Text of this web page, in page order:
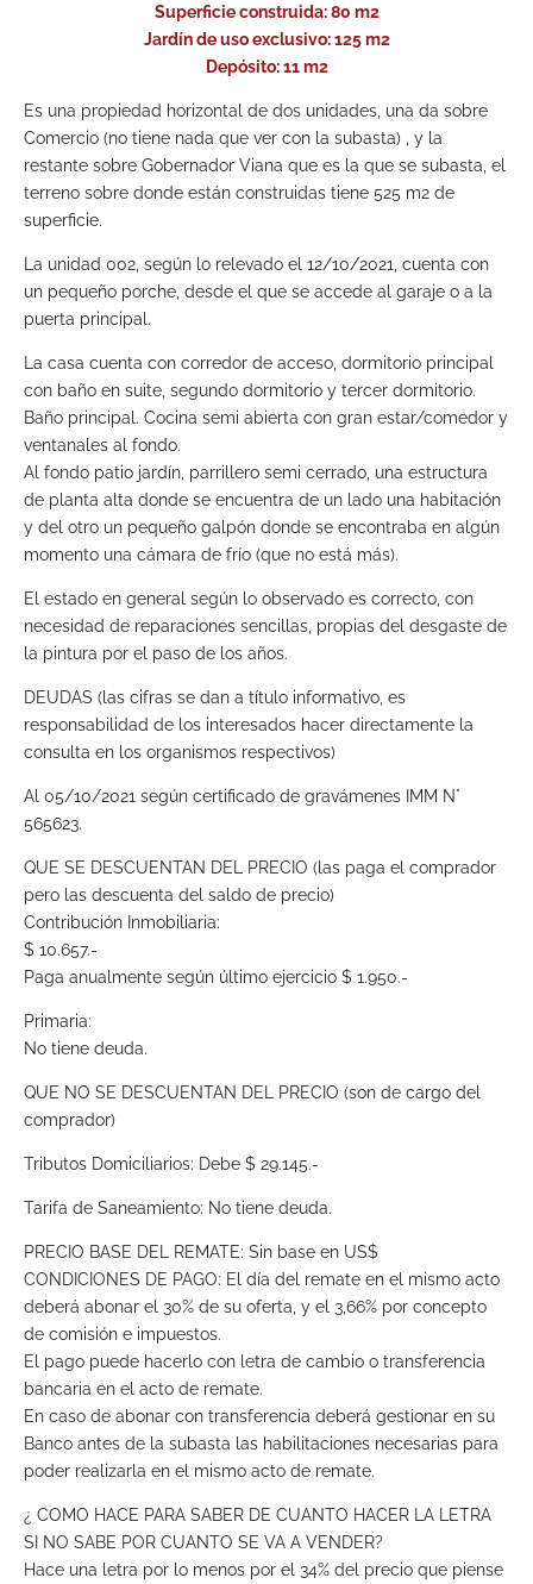
Superficie construida: 80 m2
Jardín de uso exclusivo: 125 m2
Depósito: 11 m2
Es una propiedad horizontal de dos unidades, una da sobre
Comercio (no tiene nada que ver con la subasta) , y la
restante sobre Gobernador Viana que es la que se subasta, el
terreno sobre donde están construidas tiene 525 m2 de
superficie.
La unidad 002, según lo relevado el 12/10/2021, cuenta con
un pequeño porche, desde el que se accede al garaje o a la
puerta principal.
La casa cuenta con corredor de acceso, dormitorio principal
con baño en suite, segundo dormitorio y tercer dormitorio.
Baño principal. Cocina semi abierta con gran estar/comedor y
ventanales al fondo.
Al fondo patio jardín, parrillero semi cerrado, una estructura
de planta alta donde se encuentra de un lado una habitación
y del otro un pequeño galpón donde se encontraba en algún
momento una cámara de frío (que no está más).
El estado en general según lo observado es correcto, con
necesidad de reparaciones sencillas, propias del desgaste de
la pintura por el paso de los años.
DEUDAS (las cifras se dan a título informativo, es
responsabilidad de los interesados hacer directamente la
consulta en los organismos respectivos)
Al 05/10/2021 según certificado de gravámenes IMM N°
565623.
QUE SE DESCUENTAN DEL PRECIO (las paga el comprador
pero las descuenta del saldo de precio)
Contribución Inmobiliaria:
$ 10.657.-
Paga anualmente según último ejercicio $ 1.950.-
Primaria:
No tiene deuda.
QUE NO SE DESCUENTAN DEL PRECIO (son de cargo del
comprador)
Tributos Domiciliarios: Debe $ 29.145.-
Tarifa de Saneamiento: No tiene deuda.
PRECIO BASE DEL REMATE: Sin base en US$
CONDICIONES DE PAGO: El día del remate en el mismo acto
deberá abonar el 30% de su oferta, y el 3,66% por concepto
de comisión e impuestos.
El pago puede hacerlo con letra de cambio o transferencia
bancaria en el acto de remate.
En caso de abonar con transferencia deberá gestionar en su
Banco antes de la subasta las habilitaciones necesarias para
poder realizarla en el mismo acto de remate.
¿ COMO HACE PARA SABER DE CUANTO HACER LA LETRA
SI NO SABE POR CUANTO SE VA A VENDER?
Hace una letra por lo menos por el 34% del precio que piense